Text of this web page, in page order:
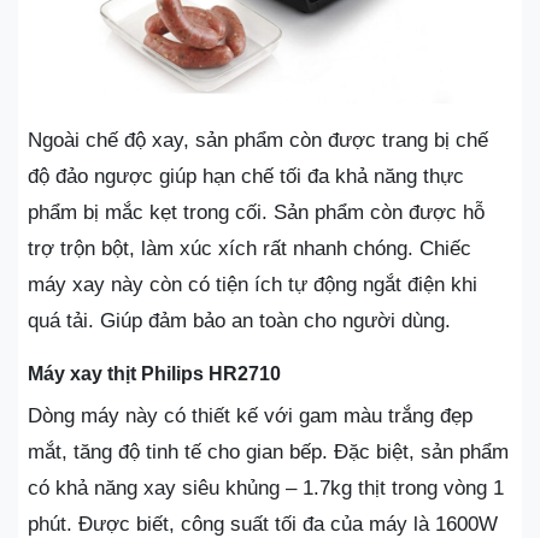
Ngoài chế độ xay, sản phẩm còn được trang bị chế
độ đảo ngược giúp hạn chế tối đa khả năng thực
phẩm bị mắc kẹt trong cối. Sản phẩm còn được hỗ
trợ trộn bột, làm xúc xích rất nhanh chóng. Chiếc
máy xay này còn có tiện ích tự động ngắt điện khi
quá tải. Giúp đảm bảo an toàn cho người dùng.
Máy xay thịt Philips HR2710
Dòng máy này có thiết kế với gam màu trắng đẹp
mắt, tăng độ tinh tế cho gian bếp. Đặc biệt, sản phẩm
có khả năng xay siêu khủng – 1.7kg thịt trong vòng 1
phút. Được biết, công suất tối đa của máy là 1600W